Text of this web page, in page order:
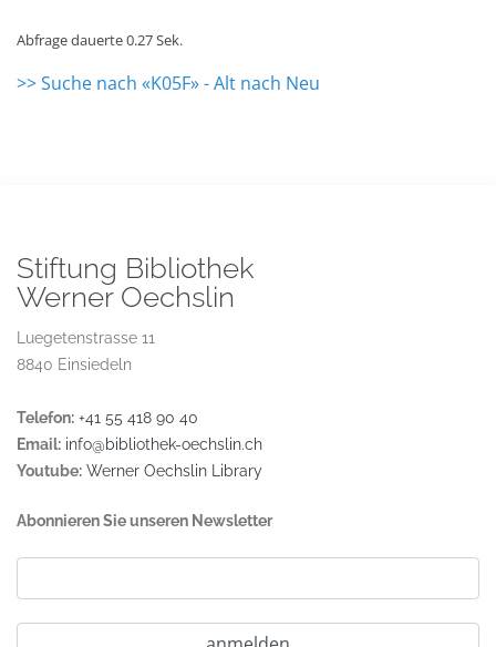
Abfrage dauerte 0.27 Sek.
>> Suche nach «K05F» - Alt nach Neu
Stiftung Bibliothek
Werner Oechslin
Luegetenstrasse 11
8840 Einsiedeln
Telefon: +41 55 418 90 40
Email: info@bibliothek-oechslin.ch
Youtube: Werner Oechslin Library
Abonnieren Sie unseren Newsletter